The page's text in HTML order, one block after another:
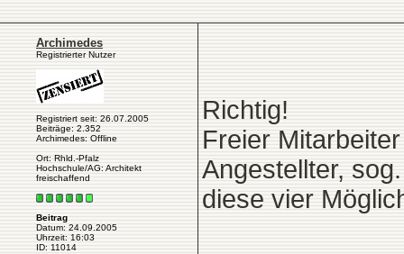
Archimedes
Registrierter Nutzer
Registriert seit: 26.07.2005
Beiträge: 2.352
Archimedes: Offline
Ort: Rhld.-Pfalz
Hochschule/AG: Architekt
freischaffend
Beitrag
Datum: 24.09.2005
Uhrzeit: 16:03
ID: 11014
Richtig!
Freier
Angestellter,
diese vier